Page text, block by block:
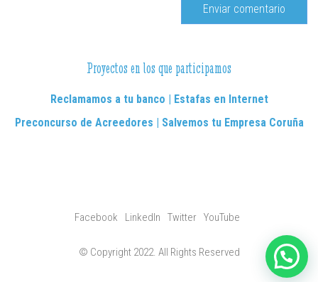
Proyectos en los que participamos
Reclamamos a tu banco | Estafas en Internet
Preconcurso de Acreedores | Salvemos tu Empresa Coruña
Facebook LinkedIn Twitter YouTube
© Copyright 2022. All Rights Reserved